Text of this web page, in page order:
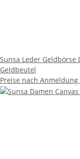
Sunsa Leder
Geldbeutel
Preise nach